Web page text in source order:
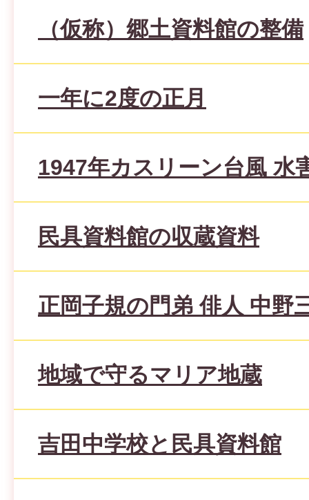
（仮称）郷土資料館の整備
一年に2度の正月
1947年カスリーン台風 水
民具資料館の収蔵資料
正岡子規の門弟 俳人 中野
地域で守るマリア地蔵
吉田中学校と民具資料館